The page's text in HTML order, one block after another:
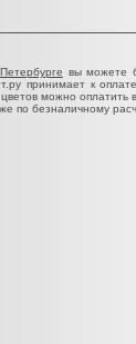
вы можете
принимает к
можно
по безналичному